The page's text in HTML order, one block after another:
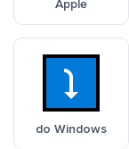
Apple
do Windows